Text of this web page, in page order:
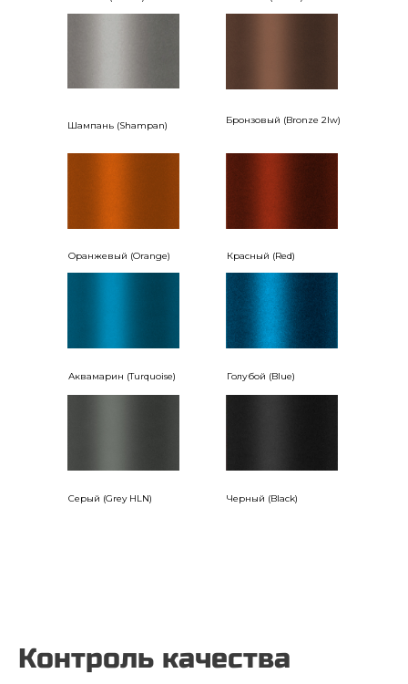
Шампань (Shampan) Бронзовый (Bronze 2lw)
Оранжевый (Orange)
Аквамарин (Turquoise)
Серый (Grey HLN)
Красный (Red)
Голубой (Blue)
Черный (Black)
Контроль качества